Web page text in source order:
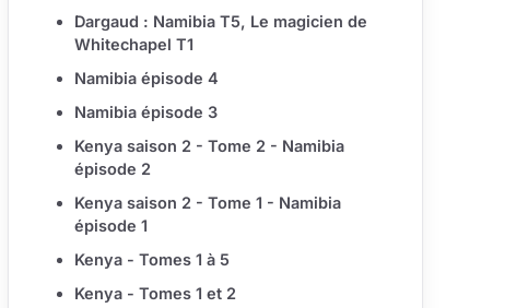
Dargaud : Namibia T5, Le magicien de
Whitechapel T1
Namibia épisode 4
Namibia épisode 3
Kenya saison 2 - Tome 2 - Namibia
épisode 2
Kenya saison 2 - Tome 1 - Namibia
épisode 1
Kenya - Tomes 1 à 5
Kenya - Tomes 1 et 2